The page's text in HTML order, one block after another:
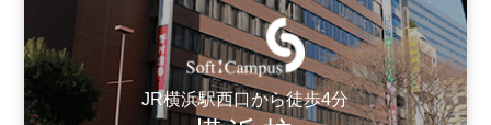
JR横浜駅西口から徒歩4分